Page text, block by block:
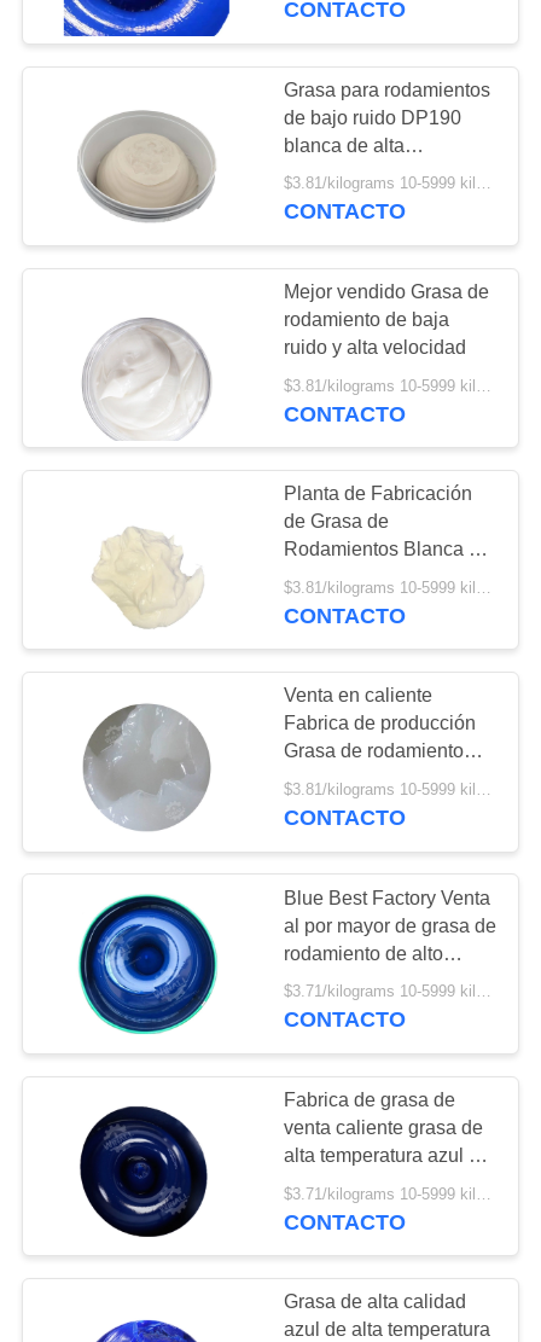
Aceite para
engranajes
37
Agua de
refrigeración
1
Grasa para
propósitos
especiales
5
Accesorios
CONTACTO
Grasa para rodamientos
de bajo ruido DP190
blanca de alta
temperatura, precio
económico, venta
$3.81/kilograms 10-5999 kilograms MOQ:10 kilogramos
CONTACTO
Mejor vendido Grasa de
rodamiento de baja
ruido y alta velocidad
CONTACTO
Planta de Fabricación
de Grasa de
Rodamientos Blanca de
Baja Emisión de Ruido y
Alta Calidad
$3.81/kilograms 10-5999 kilograms MOQ:10 kilogramos
CONTACTO
Venta en caliente
Fabrica de producción
Grasa de rodamiento
resistente a altas
temperaturas blanca
$3.81/kilograms 10-5999 kilograms MOQ:10 kilogramos
CONTACTO
Blue Best Factory Venta
al por mayor de grasa de
rodamiento de alto
rendimiento y alta
temperatura
$3.71/kilograms 10-5999 kilograms MOQ:10 kilogramos
CONTACTO
Fabrica de grasa de
venta caliente grasa de
alta temperatura azul al
por mayor
CONTACTO
Grasa de alta calidad
azul de alta temperatura